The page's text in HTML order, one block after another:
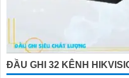
ĐẦU GHI 32 KÊNH